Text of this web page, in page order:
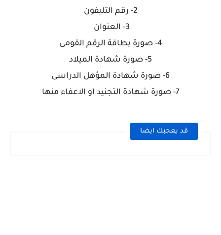
2- رقم التليفون
3- العنوان
4- صورة بطاقة الرقم القومى
5- صورة شهادة الميلاد
6- صورة شهادة المؤهل الدراسى
7- صورة شهادة التجنيد او الاعفاء منها
قد يعجبك ايضا